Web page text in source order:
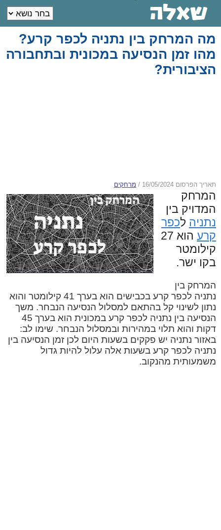
מה המרחק בין נתניה לכפר קרע?
מהו זמן הנסיעה במכונית ובתחבורה
הציבורית?
תאריך הפרסום 16/05/2024 / מרחקים
המרחק
המדויק בין
נתניה לכפר
קרע
הוא 27
קילומטר
בקו ישר.
המרחק בין
נתניה לכפר קרע בכבישים הוא בערך 41 קילומטר והוא
נתון לשינוי קל בהתאם למסלול הנסיעה הנבחר. משך
הנסיעה בין נתניה לכפר קרע במכונית הוא בערך 45
דקות והוא תלוי במהירות ובמסלול הנבחר. שימו לב:
באזור נתניה יש פקקים בשעות היום לכן זמן הנסיעה בין
נתניה לכפר קרע בשעות אלה עלול להיות גדול
משמעותית מהנקוב.